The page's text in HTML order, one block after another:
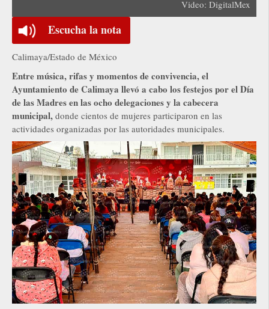
Video: DigitalMex
Escucha la nota
Calimaya/Estado de México
Entre música, rifas y momentos de convivencia, el
Ayuntamiento de Calimaya llevó a cabo los festejos por el Día
de las Madres en las ocho delegaciones y la cabecera
municipal, donde cientos de mujeres participaron en las
actividades organizadas por las autoridades municipales.